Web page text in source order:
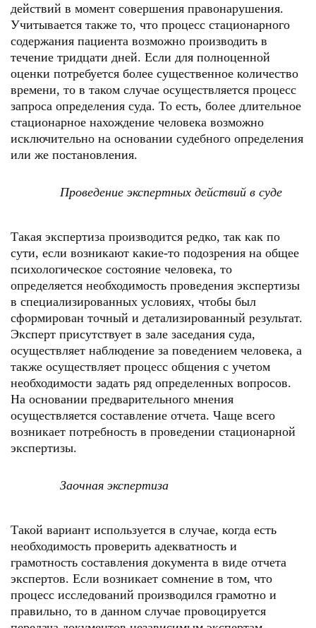
действий в момент совершения правонарушения.
Учитывается также то, что процесс стационарного
содержания пациента возможно производить в
течение тридцати дней. Если для полноценной
оценки потребуется более существенное количество
времени, то в таком случае осуществляется процесс
запроса определения суда. То есть, более длительное
стационарное нахождение человека возможно
исключительно на основании судебного определения
или же постановления.
Проведение экспертных действий в суде
Такая экспертиза производится редко, так как по
сути, если возникают какие-то подозрения на общее
психологическое состояние человека, то
определяется необходимость проведения экспертизы
в специализированных условиях, чтобы был
сформирован точный и детализированный результат.
Эксперт присутствует в зале заседания суда,
осуществляет наблюдение за поведением человека, а
также осуществляет процесс общения с учетом
необходимости задать ряд определенных вопросов.
На основании предварительного мнения
осуществляется составление отчета. Чаще всего
возникает потребность в проведении стационарной
экспертизы.
Заочная экспертиза
Такой вариант используется в случае, когда есть
необходимость проверить адекватность и
грамотность составления документа в виде отчета
экспертов. Если возникает сомнение в том, что
процесс исследований производился грамотно и
правильно, то в данном случае провоцируется